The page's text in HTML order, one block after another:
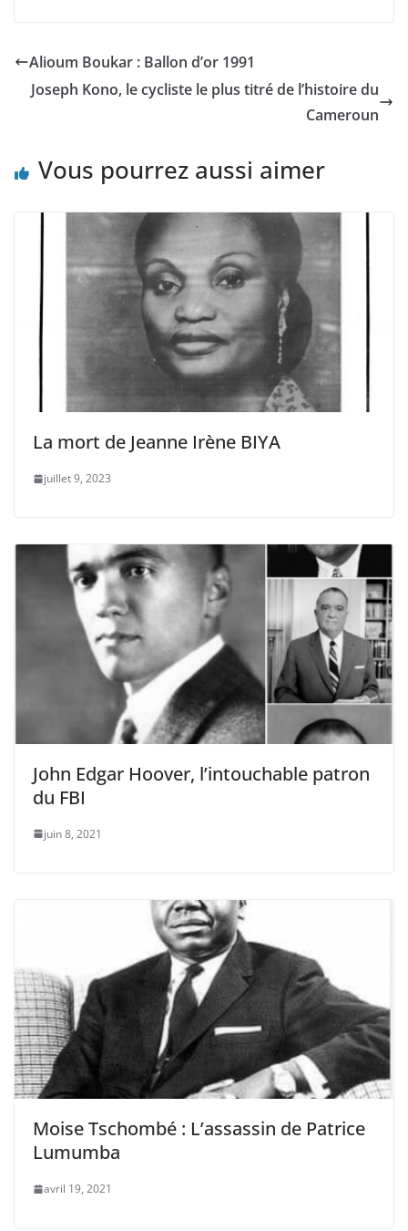
Alioum Boukar : Ballon d’or 1991
Joseph Kono, le cycliste le plus titré de l’histoire du
Cameroun
Vous pourrez aussi aimer
La mort de Jeanne Irène BIYA
juillet 9, 2023
John Edgar Hoover, l’intouchable patron
du FBI
juin 8, 2021
Moise Tschombé : L’assassin de Patrice
Lumumba
avril 19, 2021